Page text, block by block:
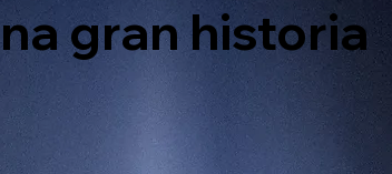
gran historia